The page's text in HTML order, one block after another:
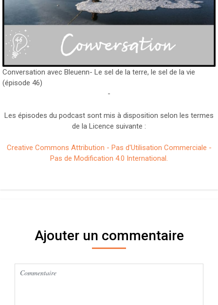
Conversation avec Bleuenn- Le sel de la terre, le sel de la vie
(épisode 46)
-
Les épisodes du podcast sont mis à disposition selon les termes
de la Licence suivante :
Creative Commons Attribution - Pas d'Utilisation Commerciale -
Pas de Modification 4.0 International.
Ajouter un commentaire